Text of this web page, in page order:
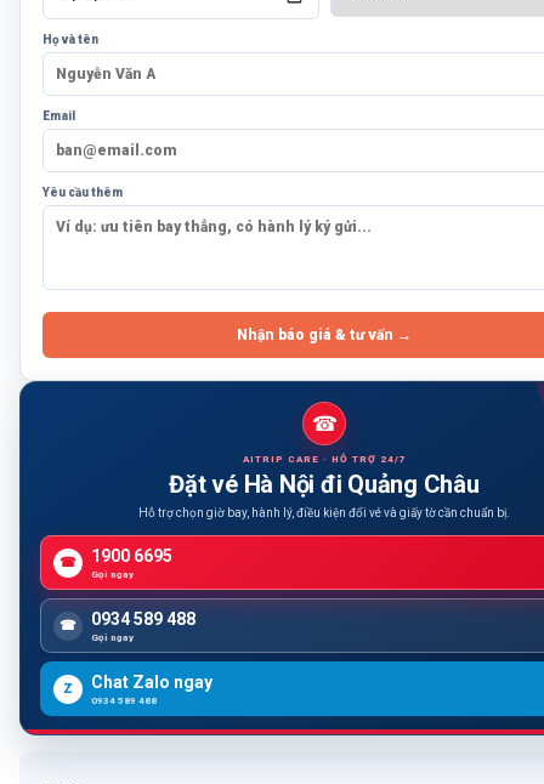
Họ và tên
Email
Yêu cầu thêm
Nhận báo giá & tư vấn →
☎
AITRIP CARE · HỖ TRỢ 24/7
Đặt vé Hà Nội đi Quảng Châu
Hỗ trợ chọn giờ bay, hành lý, điều kiện đổi vé và giấy tờ cần chuẩn bị.
☎ 1900 6695
Gọi ngay
☎ 0934 589 488
Gọi ngay
Z Chat Zalo ngay
0934 589 488